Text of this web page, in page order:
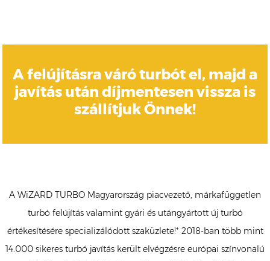
A felújításra váró turbót el, majd a
javítás után díjmentesen vissza is
szállítjuk Önnek!
A WiZARD TURBO Magyarország piacvezető, márkafüggetlen
turbó felújítás valamint gyári és utángyártott új turbó
értékesítésére specializálódott szaküzlete!* 2018-ban több mint
14.000 sikeres turbó javítás került elvégzésre európai színvonalú